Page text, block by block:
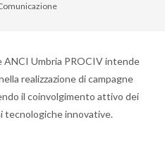
ANCI Umbria PROCIV intende
realizzazione di campagne
il coinvolgimento attivo dei
tecnologiche innovative.